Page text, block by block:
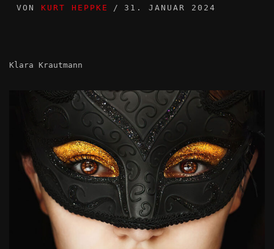
VON KURT HEPPKE 31. JANUAR 2024
Klara Krautmann